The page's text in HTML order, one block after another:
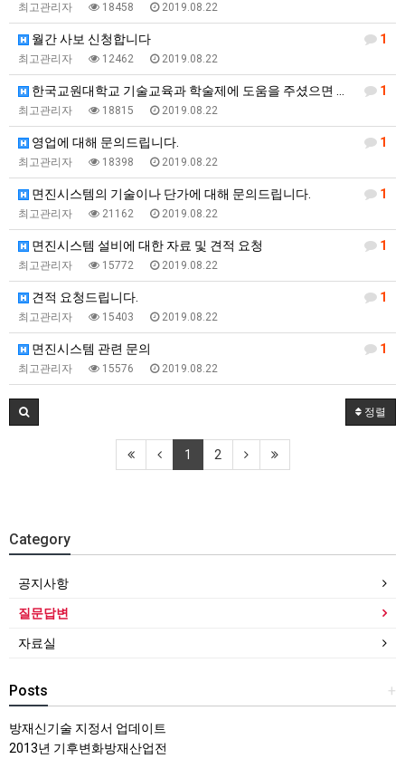
최고관리자 18458 2019.08.22
1
월간 사보 신청합니다
최고관리자 12462 2019.08.22
1
한국교원대학교 기술교육과 학술제에 도움을 주셨으면 좋겠…
최고관리자 18815 2019.08.22
1
영업에 대해 문의드립니다.
최고관리자 18398 2019.08.22
1
면진시스템의 기술이나 단가에 대해 문의드립니다.
최고관리자 21162 2019.08.22
1
면진시스템 설비에 대한 자료 및 견적 요청
최고관리자 15772 2019.08.22
1
견적 요청드립니다.
최고관리자 15403 2019.08.22
1
면진시스템 관련 문의
최고관리자 15576 2019.08.22
정렬
1 2
Category
공지사항
질문답변
자료실
+
Posts
방재신기술 지정서 업데이트
2013년 기후변화방재산업전